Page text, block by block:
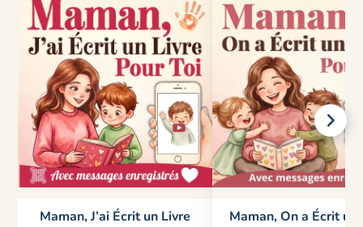
Maman, J’ai Écrit un Livre Maman, On a Écrit un